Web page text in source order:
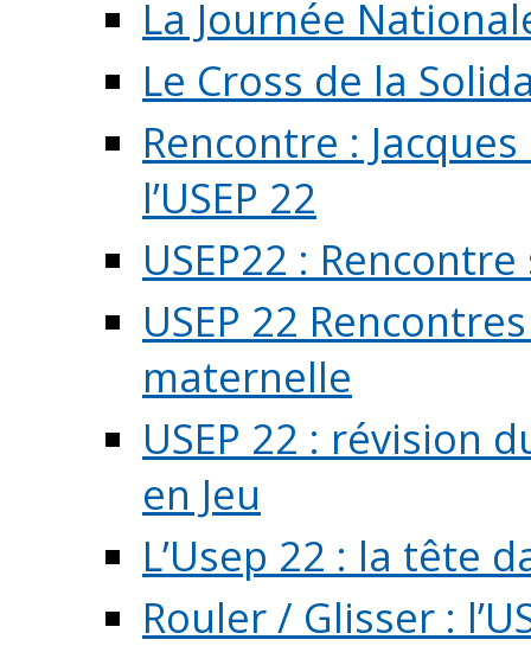
La Journée
Le Cross de la
Rencontre :
l’USEP 22
USEP22 :
USEP 22
maternelle
USEP 22 : révision
en Jeu
L’Usep 22 : la tête
Rouler / Glisser :